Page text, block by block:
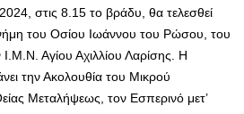
στις 8.15 το βράδυ, θα τελεσθεί
του Οσίου Ιωάννου του Ρώσου, του
Αγίου Αχιλλίου Λαρίσης. Η
την Ακολουθία του Μικρού
Μεταλήψεως, τον Εσπερινό μετ’